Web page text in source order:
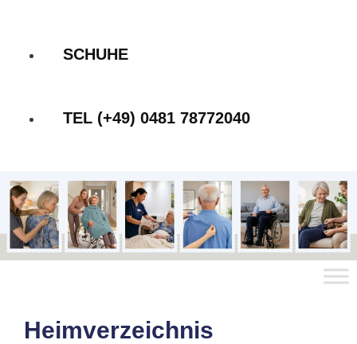
SCHUHE
TEL (+49) 0481 78772040
Heimverzeichnis